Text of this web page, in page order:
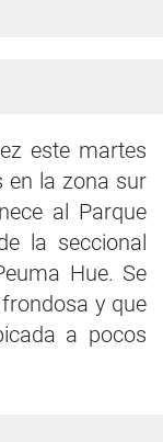
este martes
en la zona sur
al Parque
la seccional
Hue. Se
y que
a pocos